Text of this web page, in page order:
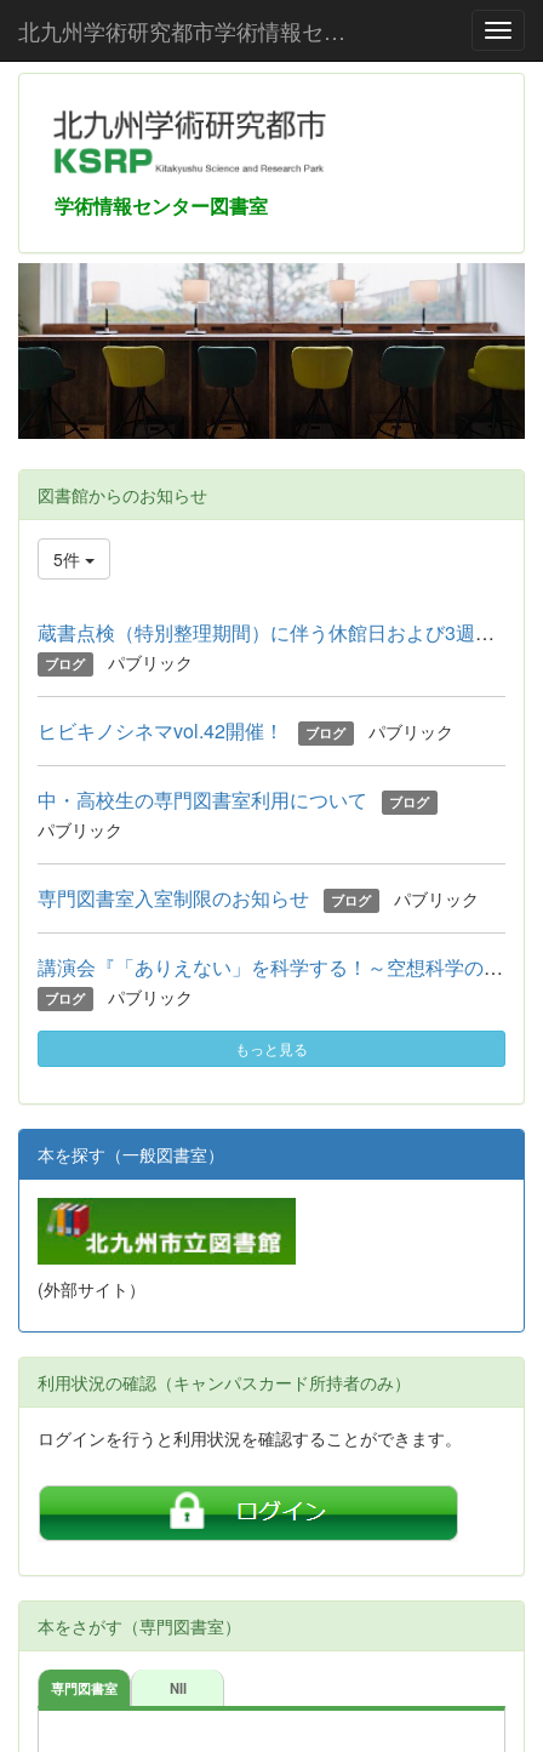
北九州学術研究都市学術情報センター
学術情報センター図書室
図書館からのお知らせ
5件
蔵書点検（特別整理期間）に伴う休館日および3週間貸出のお知らせ
ブログ パブリック
ヒビキノシネマvol.42開催！ ブログ パブリック
中・高校生の専門図書室利用について ブログ
パブリック
専門図書室入室制限のお知らせ ブログ パブリック
講演会『「ありえない」を科学する！～空想科学の夏休み～』の駐...
ブログ パブリック
もっと見る
本を探す（一般図書室）
(外部サイト）
利用状況の確認（キャンパスカード所持者のみ）
ログインを行うと利用状況を確認することができます。
本をさがす（専門図書室）
専門図書室 NII